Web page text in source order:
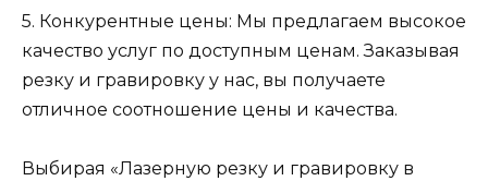
5. Конкурентные цены: Мы предлагаем высокое
качество услуг по доступным ценам. Заказывая
резку и гравировку у нас, вы получаете
отличное соотношение цены и качества.
Выбирая «Лазерную резку и гравировку в